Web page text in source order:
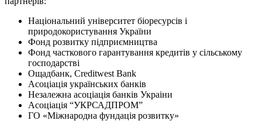
Національний університет біоресурсів і
природокористування України
Фонд розвитку підприємництва
Фонд часткового гарантування кредитів у сільському
господарстві
Ощадбанк, Cred­itwest Bank
Асоціація українських банків
Незалежна асоціація банків Украіни
Асоціація “УКРСАДПРОМ”
ГО «Міжнародна фундація розвитку»